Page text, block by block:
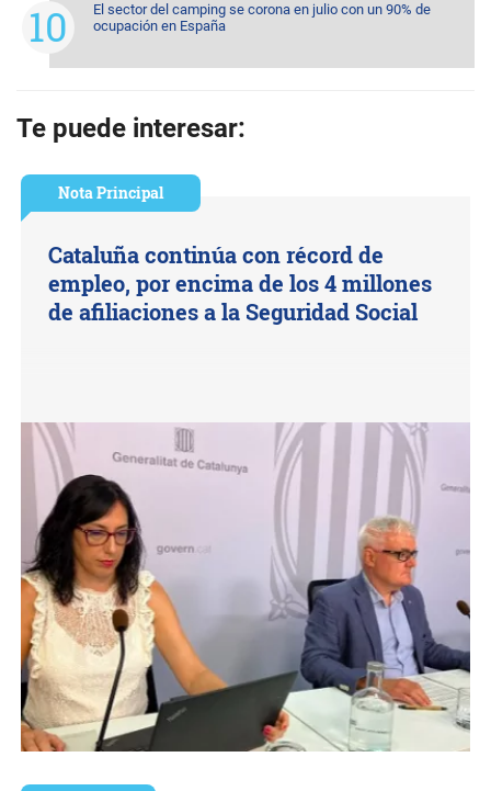
El sector del camping se corona en julio con un 90% de
ocupación en España
Te puede interesar:
Nota Principal
Cataluña continúa con récord de
empleo, por encima de los 4 millones
de afiliaciones a la Seguridad Social